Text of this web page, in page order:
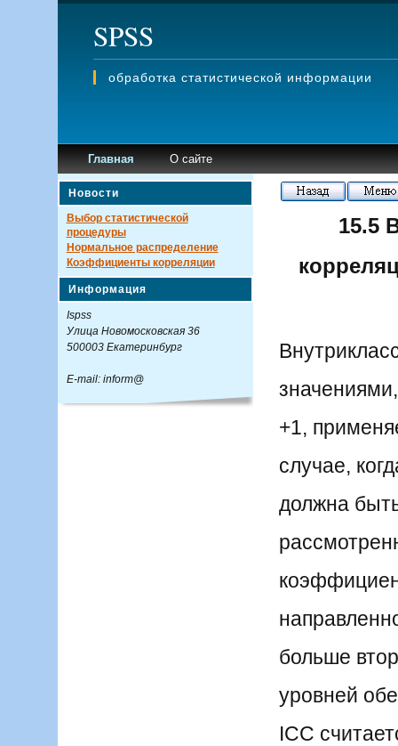
SPSS
обработка статистической информации
Главная О сайте
15.5
+1,
случае,
должна
больше
уровней
ICC
Новости
Выбор статистической
процедуры
Нормальное распределение
Коэффициенты корреляции
Информация
Ispss
Улица Новомосковская 36
500003 Екатеринбург
E-mail: inform@